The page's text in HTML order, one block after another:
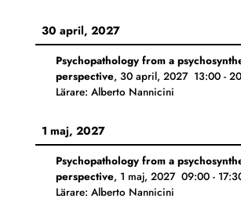
30 april, 2027
Psychopathology from a
perspective, 30 april, 2027 13:00-
Lärare: Alberto Nannicini
1 maj, 2027
Psychopathology from a
perspective, 1 maj, 2027 09:00-
Lärare: Alberto Nannicini